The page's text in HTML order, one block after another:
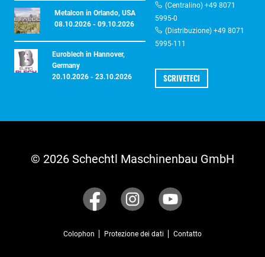
Metalcon in Orlando, USA
08.10.2026 - 09.10.2026
Euroblech in Hannover,
Germany
20.10.2026 - 23.10.2026
(Centralino) +49 8071
5995-0
(Distribuzione) +49 8071
5995-111
SCRIVETECI
© 2026 Schechtl Maschinenbau GmbH
Colophon Protezione dei dati Contatto